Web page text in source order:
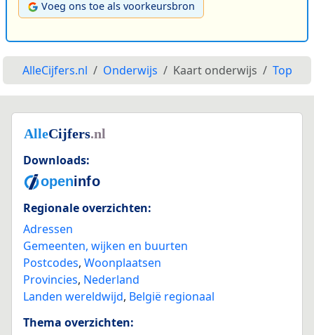
Voeg ons toe als voorkeursbron
AlleCijfers.nl Onderwijs Kaart onderwijs Top
Downloads:
Regionale overzichten:
Adressen
Gemeenten, wijken en buurten
Postcodes, Woonplaatsen
Provincies, Nederland
Landen wereldwijd, België regionaal
Thema overzichten: